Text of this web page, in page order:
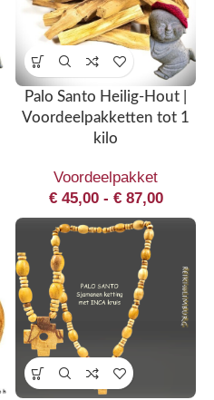
Palo Santo Heilig-Hout |
Voordeelpakketten tot 1
kilo
Voordeelpakket
€45,00 - €87,00